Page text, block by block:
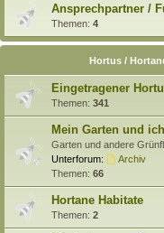
Ansprechpartner /
Themen: 4
Hortus /
Eingetragener
Themen: 341
Mein Garten und
Garten und andere
Unterforum:
Archiv
Themen: 66
Hortane Habitate
Themen: 2